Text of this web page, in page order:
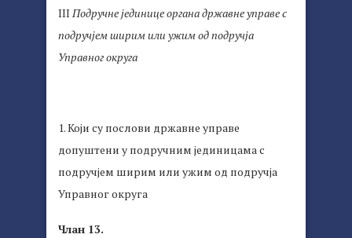
III Подручне јединице органа државне управе с
подручјем ширим или ужим од подручја
Управног округа
1. Који су послови државне управе
допуштени у подручним јединицама с
подручјем ширим или ужим од подручја
Управног округа
Члан 13.